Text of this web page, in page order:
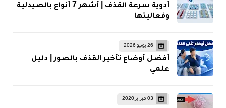
أدوية سرعة القذف | أشهر 7 أنواع بالصيدلية
وفعاليتها
26 يونيو 2026
أفضل أوضاع تأخير القذف بالصور | دليل
علمي
03 فبراير 2020